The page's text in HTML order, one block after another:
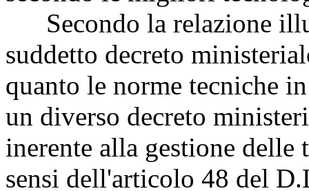
Secondo la relazione
suddetto decreto
quanto le norme tecniche
un diverso decreto
inerente alla gestione delle
sensi dell'articolo 48 del